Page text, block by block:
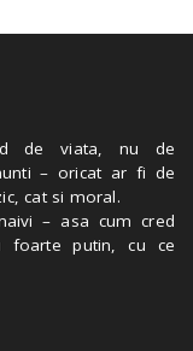
de viata, nu de
– oricat ar fi de
cat si moral.
– asa cum cred
foarte putin, cu ce